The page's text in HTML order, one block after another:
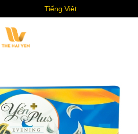
Tiếng Việt